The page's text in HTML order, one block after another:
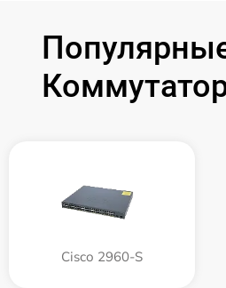
Cisco 2960-S